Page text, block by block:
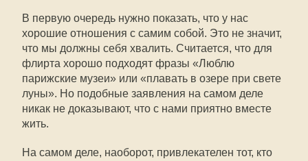
В первую очередь нужно показать, что у нас
хорошие отношения с самим собой. Это не значит,
что мы должны себя хвалить. Считается, что для
флирта хорошо подходят фразы «Люблю
парижские музеи» или «плавать в озере при свете
луны». Но подобные заявления на самом деле
никак не доказывают, что с нами приятно вместе
жить.
На самом деле, наоборот, привлекателен тот, кто